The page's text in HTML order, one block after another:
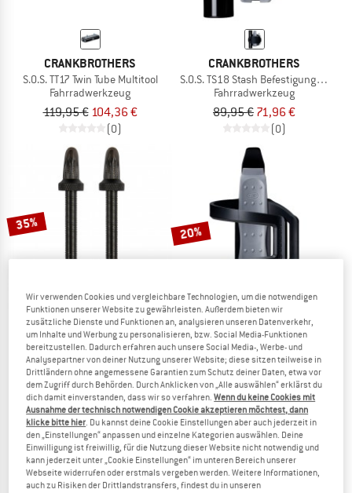
CRANKBROTHERS
S.O.S. TT17 Twin Tube Multitool
Fahrradwerkzeug
119,95 € 104,36 €
(0)
CRANKBROTHERS
S.O.S. TS18 Stash Befestigungsband
Fahrradwerkzeug
89,95 € 71,96 €
(0)
35%
SCHWALBE
SV Tubeless Ventil 60 mm
Fahrradventil
24,95 €16,22 €
(0)
20%
CRANKBROTHERS
S.O.S. BC2 Side Entry
Flaschenhalter
39,95 €31,96 €
(0)
Wir verwenden Cookies und vergleichbare Technologien, um die notwendigen
Funktionen unserer Website zu gewährleisten. Außerdem bieten wir
zusätzliche Dienste und Funktionen an, analysieren unseren Datenverkehr,
um Inhalte und Werbung zu personalisieren, bzw. Social Media-Funktionen
bereitzustellen. Dadurch erfahren auch unsere Social Media-, Werbe- und
Analysepartner von deiner Nutzung unserer Website; diese sitzen teilweise in
Drittländern ohne angemessene Garantien zum Schutz deiner Daten, etwa vor
dem Zugriff durch Behörden. Durch Anklicken von „Alle auswählen“ erklärst du
dich damit einverstanden, dass wir so verfahren.Wenn du keine Cookies mit
Ausnahme der technisch notwendigen Cookie akzeptieren möchtest, dann
klicke bitte hier. Du kannst deine Cookie Einstellungen aber auch jederzeit in
den „Einstellungen“ anpassen und einzelne Kategorien auswählen. Deine
Einwilligung ist freiwillig, für die Nutzung dieser Website nicht notwendig und
kann jederzeit unter „Cookie Einstellungen“ im unteren Bereich unserer
Webseite widerrufen oder erstmals vergeben werden. Weitere Informationen,
auch zu Risiken der Drittlandstransfers, findest du in unseren